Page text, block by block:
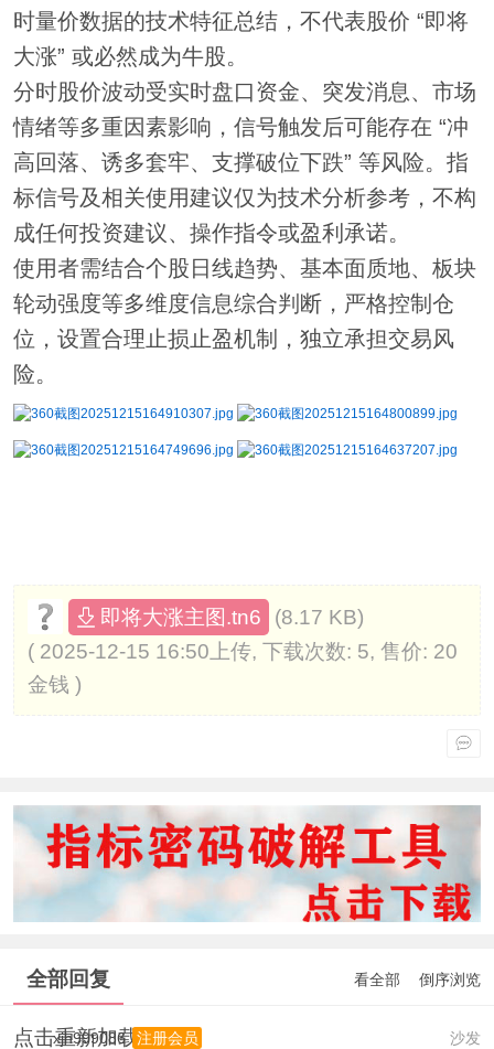
时量价数据的技术特征总结，不代表股价 “即将
大涨” 或必然成为牛股。
分时股价波动受实时盘口资金、突发消息、市场
情绪等多重因素影响，信号触发后可能存在 “冲
高回落、诱多套牢、支撑破位下跌” 等风险。指
标信号及相关使用建议仅为技术分析参考，不构
成任何投资建议、操作指令或盈利承诺。
使用者需结合个股日线趋势、基本面质地、板块
轮动强度等多维度信息综合判断，严格控制仓
位，设置合理止损止盈机制，独立承担交易风
险。
即将大涨主图.tn6
(8.17 KB)
( 2025-12-15 16:50上传, 下载次数: 5, 售价: 20
金钱 )
全部回复 看全部 倒序浏览
点击重新加载 沙发
xjh999086 注册会员